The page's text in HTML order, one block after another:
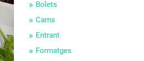
Bolets
Carns
Entrant
Formatges